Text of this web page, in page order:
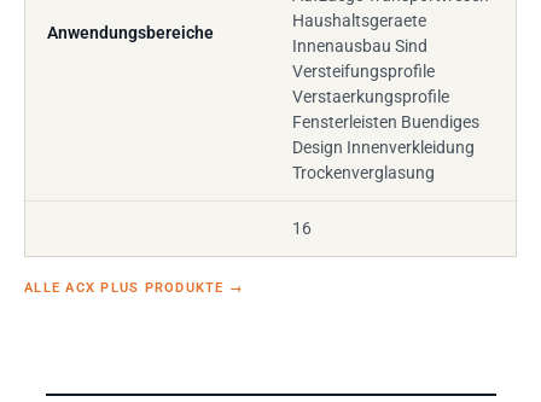
Anwendungsbereiche
Haushaltsgeraete
Innenausbau Sind
Versteifungsprofile
Verstaerkungsprofile
Fensterleisten Buendiges
Design Innenverkleidung
Trockenverglasung
16
ALLE ACX PLUS PRODUKTE →